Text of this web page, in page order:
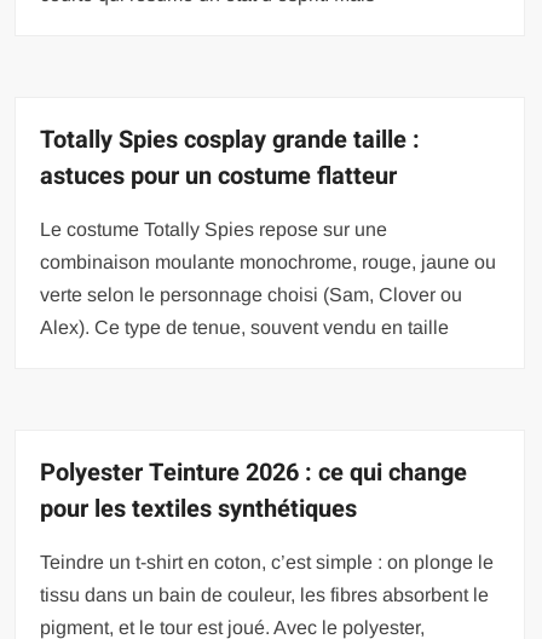
Totally Spies cosplay grande taille :
astuces pour un costume flatteur
Le costume Totally Spies repose sur une
combinaison moulante monochrome, rouge, jaune ou
verte selon le personnage choisi (Sam, Clover ou
Alex). Ce type de tenue, souvent vendu en taille
Polyester Teinture 2026 : ce qui change
pour les textiles synthétiques
Teindre un t-shirt en coton, c’est simple : on plonge le
tissu dans un bain de couleur, les fibres absorbent le
pigment, et le tour est joué. Avec le polyester,